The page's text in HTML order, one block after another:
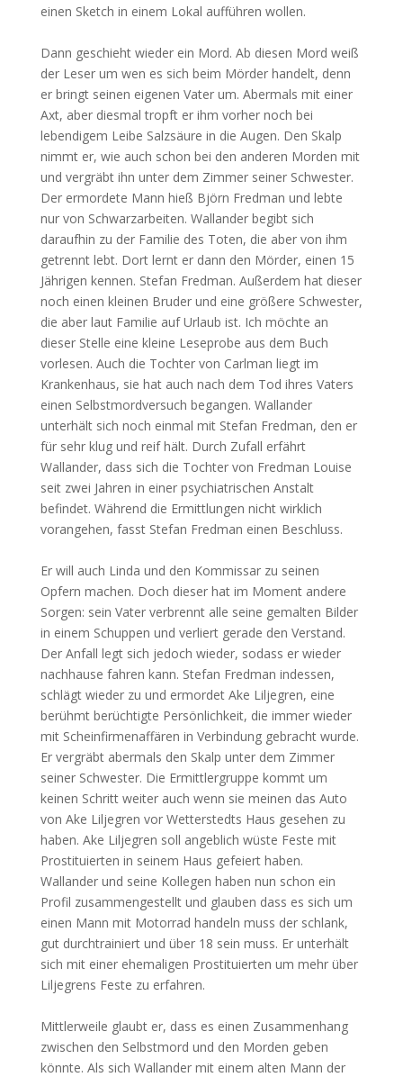
einen Sketch in einem Lokal aufführen wollen.
Dann geschieht wieder ein Mord. Ab diesen Mord weiß
der Leser um wen es sich beim Mörder handelt, denn
er bringt seinen eigenen Vater um. Abermals mit einer
Axt, aber diesmal tropft er ihm vorher noch bei
lebendigem Leibe Salzsäure in die Augen. Den Skalp
nimmt er, wie auch schon bei den anderen Morden mit
und vergräbt ihn unter dem Zimmer seiner Schwester.
Der ermordete Mann hieß Björn Fredman und lebte
nur von Schwarzarbeiten. Wallander begibt sich
daraufhin zu der Familie des Toten, die aber von ihm
getrennt lebt. Dort lernt er dann den Mörder, einen 15
Jährigen kennen. Stefan Fredman. Außerdem hat dieser
noch einen kleinen Bruder und eine größere Schwester,
die aber laut Familie auf Urlaub ist. Ich möchte an
dieser Stelle eine kleine Leseprobe aus dem Buch
vorlesen. Auch die Tochter von Carlman liegt im
Krankenhaus, sie hat auch nach dem Tod ihres Vaters
einen Selbstmordversuch begangen. Wallander
unterhält sich noch einmal mit Stefan Fredman, den er
für sehr klug und reif hält. Durch Zufall erfährt
Wallander, dass sich die Tochter von Fredman Louise
seit zwei Jahren in einer psychiatrischen Anstalt
befindet. Während die Ermittlungen nicht wirklich
vorangehen, fasst Stefan Fredman einen Beschluss.
Er will auch Linda und den Kommissar zu seinen
Opfern machen. Doch dieser hat im Moment andere
Sorgen: sein Vater verbrennt alle seine gemalten Bilder
in einem Schuppen und verliert gerade den Verstand.
Der Anfall legt sich jedoch wieder, sodass er wieder
nachhause fahren kann. Stefan Fredman indessen,
schlägt wieder zu und ermordet Ake Liljegren, eine
berühmt berüchtigte Persönlichkeit, die immer wieder
mit Scheinfirmenaffären in Verbindung gebracht wurde.
Er vergräbt abermals den Skalp unter dem Zimmer
seiner Schwester. Die Ermittlergruppe kommt um
keinen Schritt weiter auch wenn sie meinen das Auto
von Ake Liljegren vor Wetterstedts Haus gesehen zu
haben. Ake Liljegren soll angeblich wüste Feste mit
Prostituierten in seinem Haus gefeiert haben.
Wallander und seine Kollegen haben nun schon ein
Profil zusammengestellt und glauben dass es sich um
einen Mann mit Motorrad handeln muss der schlank,
gut durchtrainiert und über 18 sein muss. Er unterhält
sich mit einer ehemaligen Prostituierten um mehr über
Liljegrens Feste zu erfahren.
Mittlerweile glaubt er, dass es einen Zusammenhang
zwischen den Selbstmord und den Morden geben
könnte. Als sich Wallander mit einem alten Mann der